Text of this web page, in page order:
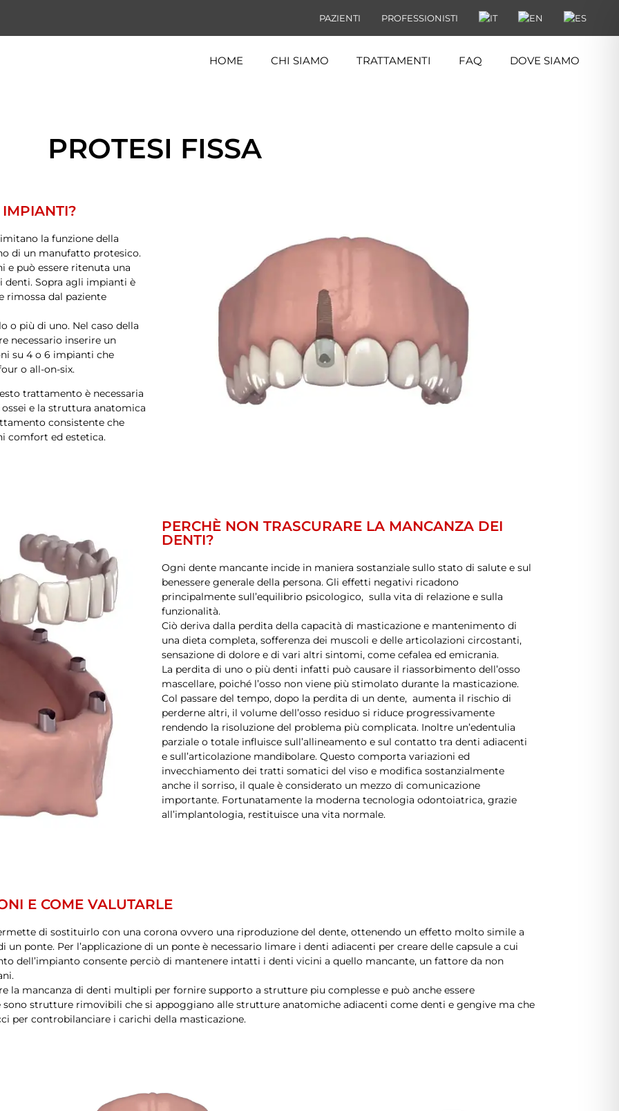
PAZIENTI PROFESSIONISTI
HOME CHI SIAMO TRATTAMENTI FAQ DOVE SIAMO
PROTESI FISSA
la funzione della
di un manufatto protesico.
e può essere ritenuta una
denti. Sopra agli impianti è
rimossa dal paziente
o più di uno. Nel caso della
necessario inserire un
su 4 o 6 impianti che
o all-on-six.
trattamento è necessaria
e la struttura anatomica
consistente che
comfort ed estetica.
PERCHÈ NON TRASCURARE LA MANCANZA DEI
DENTI?
Ogni dente mancante incide in maniera sostanziale sullo stato di salute e sul
benessere generale della persona. Gli effetti negativi ricadono
principalmente sull’equilibrio psicologico, sulla vita di relazione e sulla
funzionalità.
Ciò deriva dalla perdita della capacità di masticazione e mantenimento di
una dieta completa, sofferenza dei muscoli e delle articolazioni circostanti,
sensazione di dolore e di vari altri sintomi, come cefalea ed emicrania.
La perdita di uno o più denti infatti può causare il riassorbimento dell’osso
mascellare, poiché l’osso non viene più stimolato durante la masticazione.
Col passare del tempo, dopo la perdita di un dente, aumenta il rischio di
perderne altri, il volume dell’osso residuo si riduce progressivamente
rendendo la risoluzione del problema più complicata. Inoltre un’edentulia
parziale o totale influisce sull’allineamento e sul contatto tra denti adiacenti
e sull’articolazione mandibolare. Questo comporta variazioni ed
invecchiamento dei tratti somatici del viso e modifica sostanzialmente
anche il sorriso, il quale è considerato un mezzo di comunicazione
importante. Fortunatamente la moderna tecnologia odontoiatrica, grazie
all’implantologia, restituisce una vita normale.
E COME VALUTARLE
di sostituirlo con una corona ovvero una riproduzione del dente, ottenendo un effetto molto simile a
ponte. Per l’applicazione di un ponte è necessario limare i denti adiacenti per creare delle capsule a cui
dell’impianto consente perciò di mantenere intatti i denti vicini a quello mancante, un fattore da non
la mancanza di denti multipli per fornire supporto a strutture piu complesse e può anche essere
sono strutture rimovibili che si appoggiano alle strutture anatomiche adiacenti come denti e gengive ma che
per controbilanciare i carichi della masticazione.